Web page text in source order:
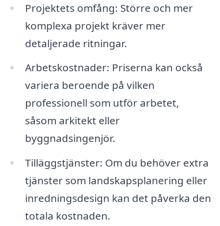
Projektets omfång: Större och mer
komplexa projekt kräver mer
detaljerade ritningar.
Arbetskostnader: Priserna kan också
variera beroende på vilken
professionell som utför arbetet,
såsom arkitekt eller
byggnadsingenjör.
Tilläggstjänster: Om du behöver extra
tjänster som landskapsplanering eller
inredningsdesign kan det påverka den
totala kostnaden.